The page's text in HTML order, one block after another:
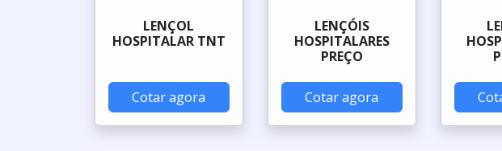
LENÇOL
HOSPITALAR TNT
Cotar agora
LENÇÓIS
HOSPITALARES
PREÇO
Cotar agora